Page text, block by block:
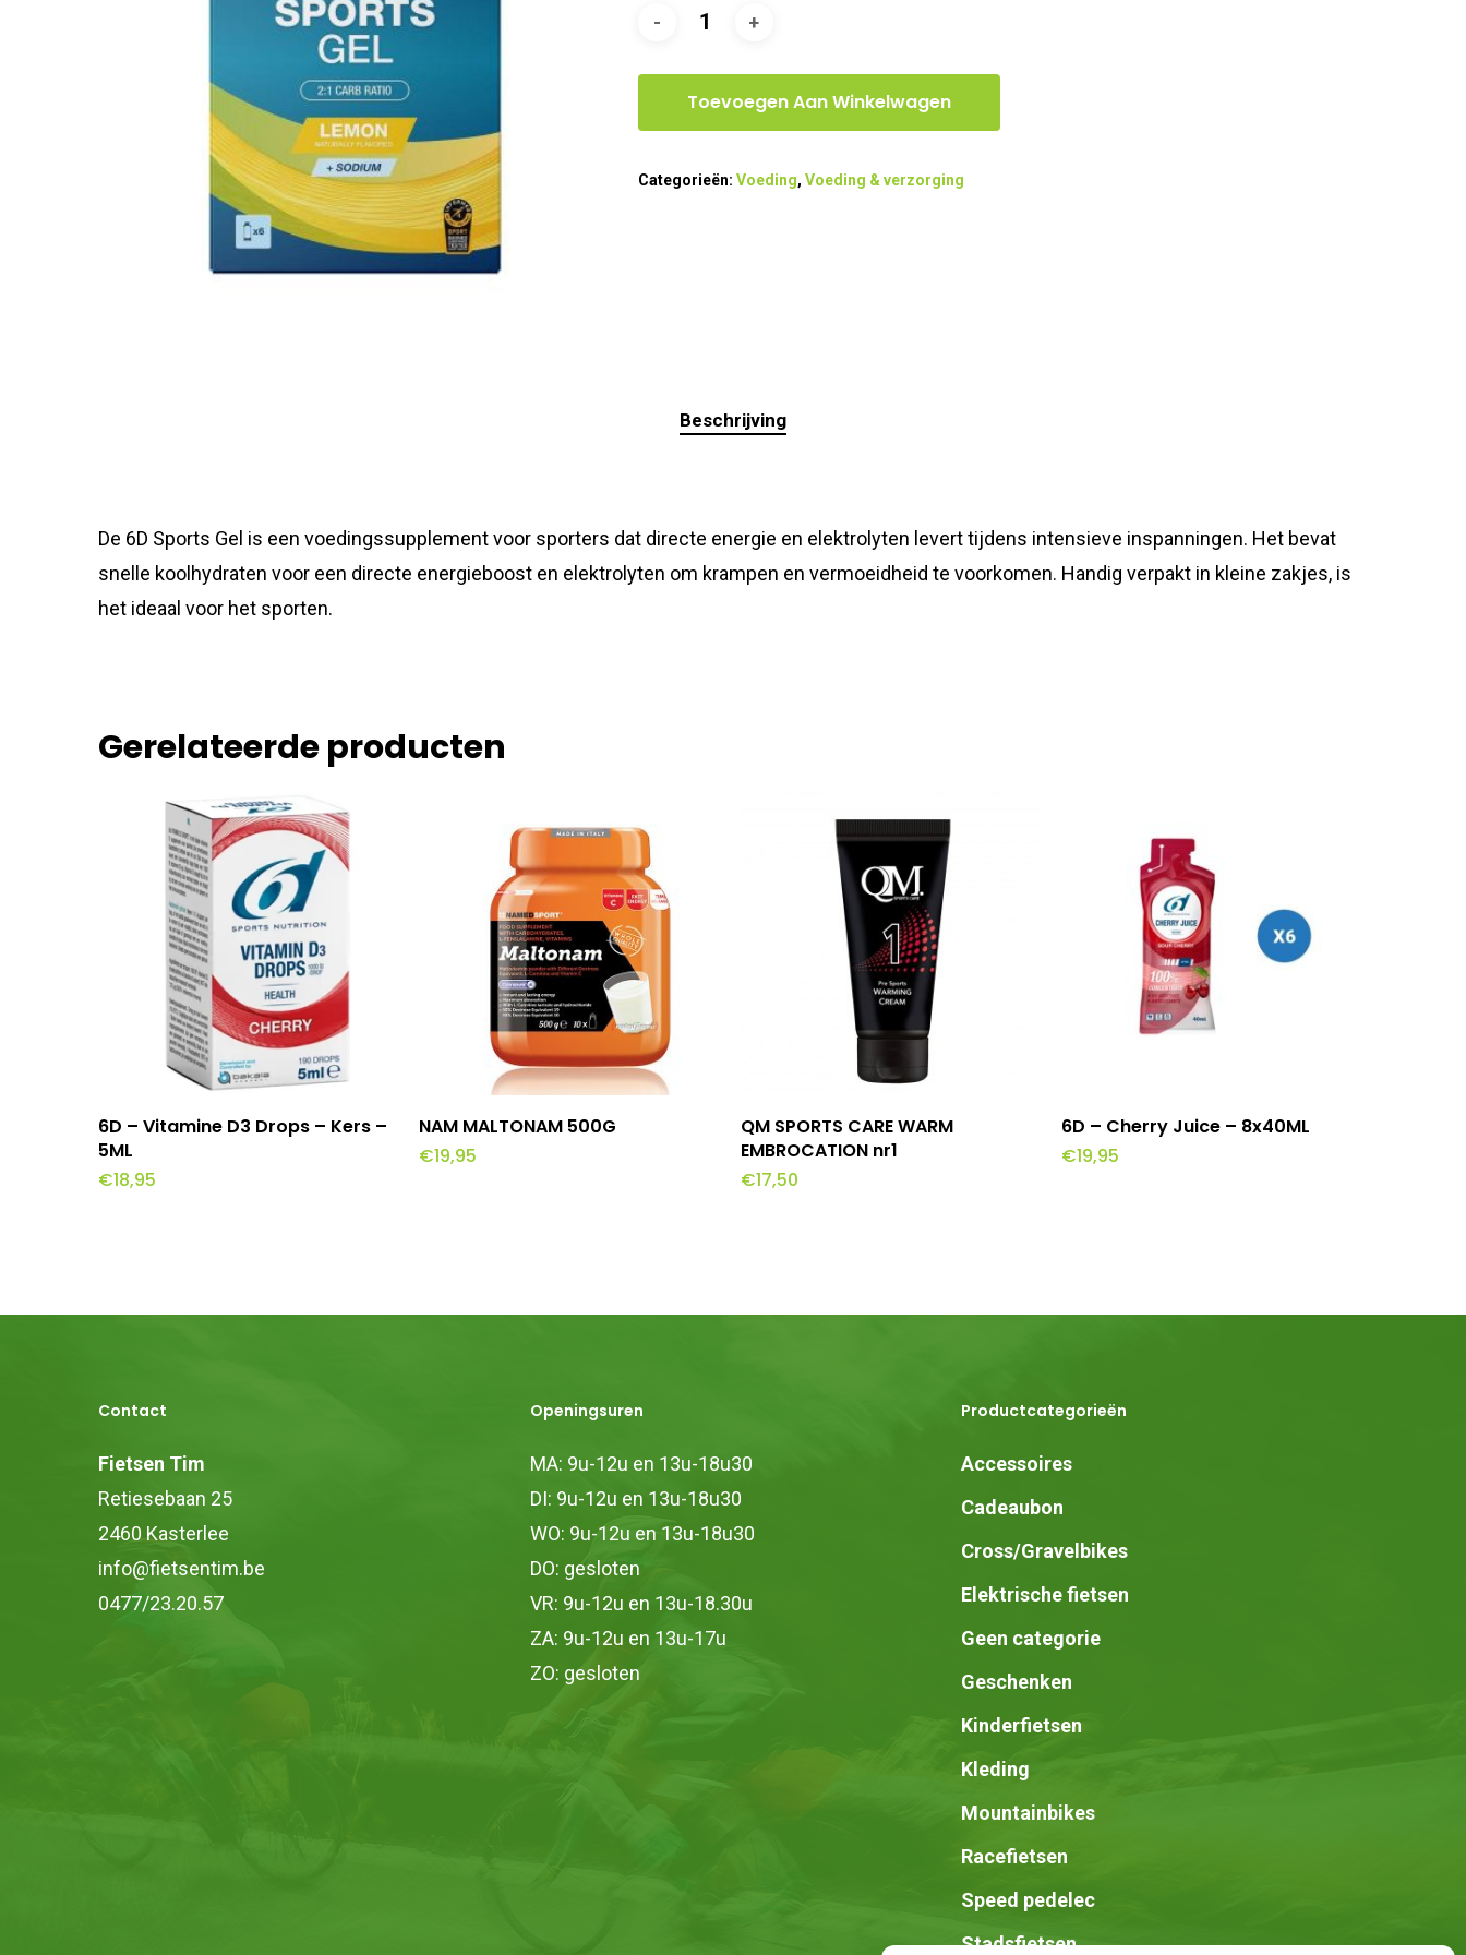
Toevoegen Aan Winkelwagen
Categorieën: Voeding, Voeding & verzorging
Beschrijving
De 6D Sports Gel is een voedingssupplement voor sporters dat directe energie en elektrolyten levert tijdens intensieve inspanningen. Het bevat
snelle koolhydraten voor een directe energieboost en elektrolyten om krampen en vermoeidheid te voorkomen. Handig verpakt in kleine zakjes, is
het ideaal voor het sporten.
Gerelateerde producten
Toevoegen Aan Winkelwagen
6D – Vitamine D3 Drops – Kers –
5ML
€18,95
Toevoegen Aan Winkelwagen
NAM MALTONAM 500G
€19,95
Toevoegen Aan Winkelwagen
QM SPORTS CARE WARM
EMBROCATION nr1
€17,50
Toevoegen Aan Winkelwagen
6D – Cherry Juice – 8x40ML
€19,95
Contact
Fietsen Tim
Retiesebaan 25
2460 Kasterlee
info@fietsentim.be
0477/23.20.57
Openingsuren
MA: 9u-12u en 13u-18u30
DI: 9u-12u en 13u-18u30
WO: 9u-12u en 13u-18u30
DO: gesloten
VR: 9u-12u en 13u-18.30u
ZA: 9u-12u en 13u-17u
ZO: gesloten
Productcategorieën
Accessoires
Cadeaubon
Cross/Gravelbikes
Elektrische fietsen
Geen categorie
Geschenken
Kinderfietsen
Kleding
Mountainbikes
Racefietsen
Speed pedelec
Stadsfietsen